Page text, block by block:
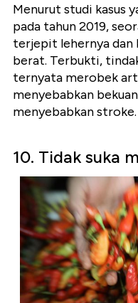
Menurut studi kasus
pada tahun 2019,
terjepit lehernya dan
berat. Terbukti,
ternyata merobek
menyebabkan
menyebabkan stroke.
10. Tidak suka